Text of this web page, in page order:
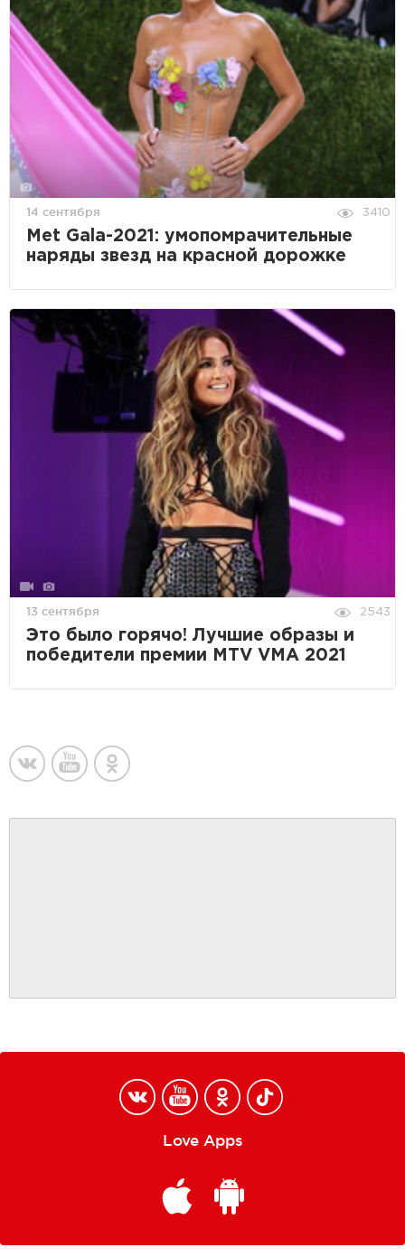
14 сентября 3410
Met Gala-2021: умопомрачительные
наряды звезд на красной дорожке
13 сентября 2543
Это было горячо! Лучшие образы и
победители премии MTV VMA 2021
Love Apps